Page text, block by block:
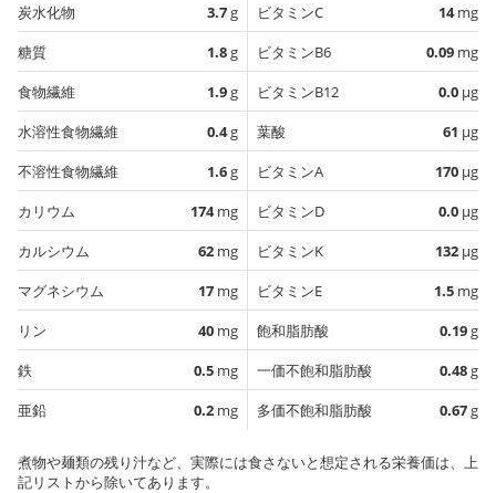
炭水化物
3.7g
糖質
1.8g
食物繊維
1.9g
水溶性食物繊維
0.4g
不溶性食物繊維
1.6g
カリウム
174mg
カルシウム
62 mg
マグネシウム
17 mg
リン
40 mg
鉄
0.5 mg
亜鉛
0.2 mg
ビタミンC
14mg
ビタミンB6
0.09 mg
ビタミンB12
0.0 µg
葉酸
61 µg
ビタミンA
170 µg
ビタミンD
0.0 µg
ビタミンK
132 µg
ビタミンE
1.5 mg
飽和脂肪酸
0.19g
一価不飽和脂肪酸
0.48g
多価不飽和脂肪酸
0.67g
煮物や麺類の残り汁など、実際には食さないと想定される栄養価は、上
記リストから除いてあります。